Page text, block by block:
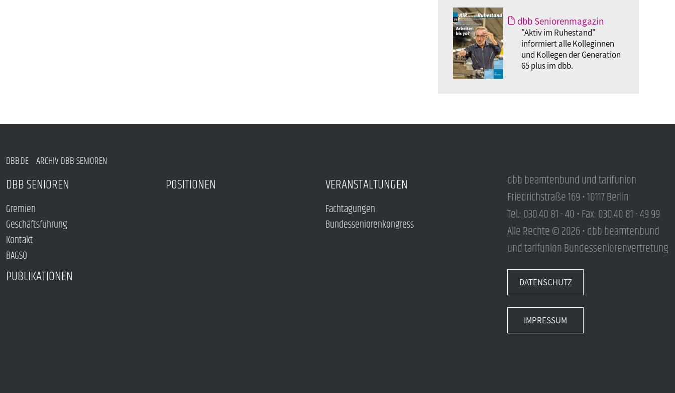
dbb Seniorenmagazin
"Aktiv im Ruhestand"
informiert alle Kolleginnen
und Kollegen der Generation
65 plus im dbb.
DBB.DE ARCHIV DBB SENIOREN
DBB SENIOREN
Gremien
Geschäftsführung
Kontakt
BAGSO
POSITIONEN VERANSTALTUNGEN
Fachtagungen
Bundesseniorenkongress
PUBLIKATIONEN
dbb beamtenbund und tarifunion
Friedrichstraße 169 • 10117 Berlin
Tel.: 030.40 81 - 40 • Fax: 030.40 81 - 49 99
Alle Rechte © 2026 • dbb beamtenbund
und tarifunion Bundesseniorenvertretung
DATENSCHUTZ
IMPRESSUM